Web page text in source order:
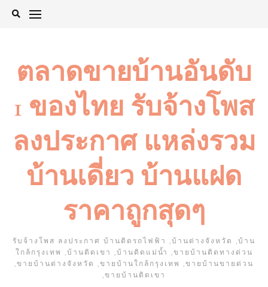
Skip
ตลาดขายบ้านอันดับ
1 ของไทย รับจ้างโพส
ลงประกาศ แหล่งรวม
บ้านเดี่ยว บ้านแฝด
ราคาถูกสุดๆ
รับจ้างโพส ลงประกาศ บ้านติดรถไฟฟ้า ,บ้านต่างจังหวัด ,บ้าน
ใกล้กรุงเทพ ,บ้านติดเขา ,บ้านติดแม่น้ำ ,ขายบ้านติดทางด่วน
,ขายบ้านต่างจังหวัด ,ขายบ้านใกล้กรุงเทพ ,ขายบ้านขายด่วน
,ขายบ้านติดเขา